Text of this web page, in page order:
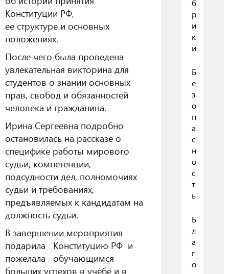
Конституции РФ,
ее структуре и основных
положениях.
После чего была проведена
увлекательная викторина для
студентов о знании основных
прав, свобод и обязанностей
человека и гражданина.
Ирина Сергеевна подробно
остановилась на рассказе о
специфике работы мирового
судьи, компетенции,
подсудности дел, полномочиях
судьи и требованиях,
предъявляемых к кандидатам на
должность судьи.
В завершении мероприятия
подарила Конституцию РФ и
пожелала обучающимся
больших успехов в учебе и в
б
р
и
к
и
Б
е
з
о
п
а
с
н
о
с
т
ь
Б
л
а
г
о